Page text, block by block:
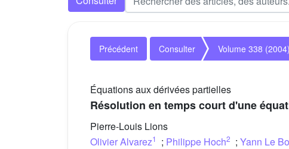
Précédent Consulter Volume 338 (2004)
Équations aux dérivées partielles
Résolution en temps court d'une
Pierre-Louis Lions
Olivier Alvarez1 ; Philippe Hoch2 ; Yann Le